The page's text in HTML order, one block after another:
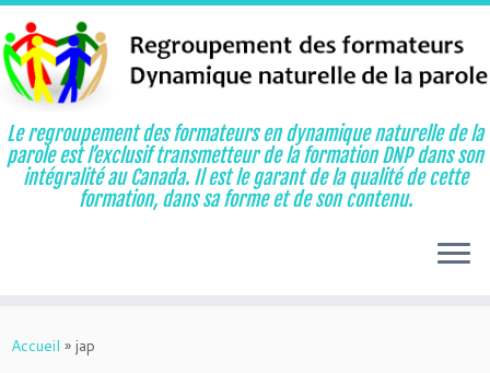
au
Le regroupement des formateurs en dynamique naturelle de la
parole est l’exclusif transmetteur de la formation DNP dans son
intégralité au Canada. Il est le garant de la qualité de cette
formation, dans sa forme et de son contenu.
Accueil » jap